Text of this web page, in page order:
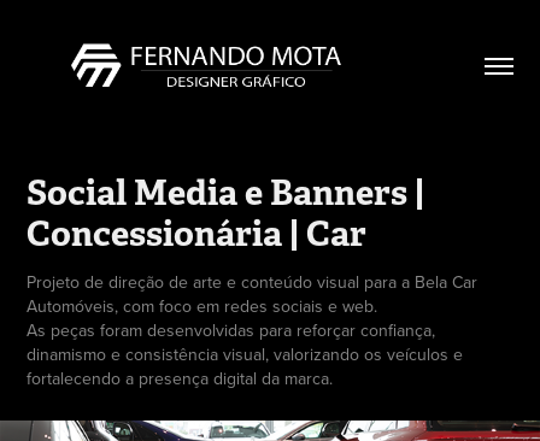
Social Media e Banners |
Concessionária | Car
Projeto de direção de arte e conteúdo visual para a Bela Car
Automóveis, com foco em redes sociais e web.
As peças foram desenvolvidas para reforçar confiança,
dinamismo e consistência visual, valorizando os veículos e
fortalecendo a presença digital da marca.